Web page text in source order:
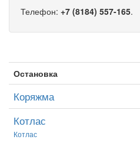
Телефон: +7 (8184) 557-165.
Остановка
Коряжма
Котлас
Котлас